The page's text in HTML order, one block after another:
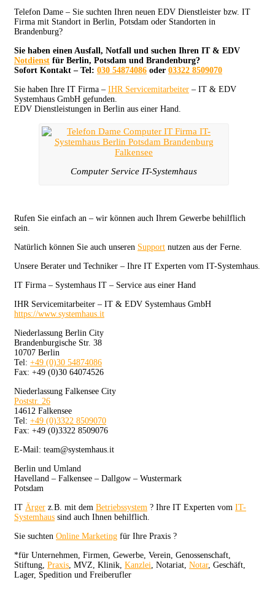
Telefon Dame – Sie suchten Ihren neuen EDV Dienstleister bzw. IT
Firma mit Standort in Berlin, Potsdam oder Standorten in
Brandenburg?
Sie haben einen Ausfall, Notfall und suchen Ihren IT & EDV
Notdienst für Berlin, Potsdam und Brandenburg?
Sofort Kontakt – Tel: 030 54874086 oder 03322 8509070
Sie haben Ihre IT Firma – IHR Servicemitarbeiter – IT & EDV
Systemhaus GmbH gefunden.
EDV Dienstleistungen in Berlin aus einer Hand.
Computer Service IT-Systemhaus
Rufen Sie einfach an – wir können auch Ihrem Gewerbe behilflich
sein.
Natürlich können Sie auch unseren Support nutzen aus der Ferne.
Unsere Berater und Techniker – Ihre IT Experten vom IT-Systemhaus.
IT Firma – Systemhaus IT – Service aus einer Hand
IHR Servicemitarbeiter – IT & EDV Systemhaus GmbH
https://www.systemhaus.it
Niederlassung Berlin City
Brandenburgische Str. 38
10707 Berlin
Tel: +49 (0)30 54874086
Fax: +49 (0)30 64074526
Niederlassung Falkensee City
Poststr. 26
14612 Falkensee
Tel: +49 (0)3322 8509070
Fax: +49 (0)3322 8509076
E-Mail: team@systemhaus.it
Berlin und Umland
Havelland – Falkensee – Dallgow – Wustermark
Potsdam
IT Ärger z.B. mit dem Betriebssystem ? Ihre IT Experten vom IT-
Systemhaus sind auch Ihnen behilflich.
Sie suchten Online Marketing für Ihre Praxis ?
*für Unternehmen, Firmen, Gewerbe, Verein, Genossenschaft,
Stiftung, Praxis, MVZ, Klinik, Kanzlei, Notariat, Notar, Geschäft,
Lager, Spedition und Freiberufler